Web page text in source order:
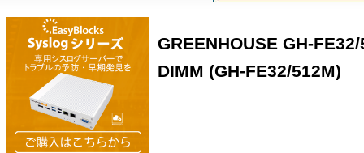
GREENHOUSE GH-
DIMM (GH-FE32/512M)